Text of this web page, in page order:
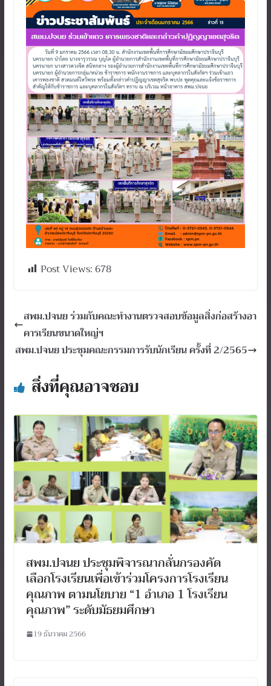
Post Views:678
สพม.ปจนย ร่วมกับคณะทำงานตรวจสอบข้อมูลสิ่งก่อสร้างอา
คารเรียนขนาดใหญ่ฯ
สพม.ปจนย ประชุมคณะกรรมการรับนักเรียน ครั้งที่ 2/2565
สิ่งที่คุณอาจชอบ
สพม.ปจนย ประชุมพิจารณากลั่นกรองคัด
เลือกโรงเรียนเพื่อเข้าร่วมโครงการโรงเรียน
คุณภาพ ตามนโยบาย “1 อำเภอ 1 โรงเรียน
คุณภาพ” ระดับมัธยมศึกษา
19 ธันวาคม 2566